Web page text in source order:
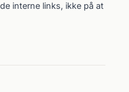
interne links, ikke på at